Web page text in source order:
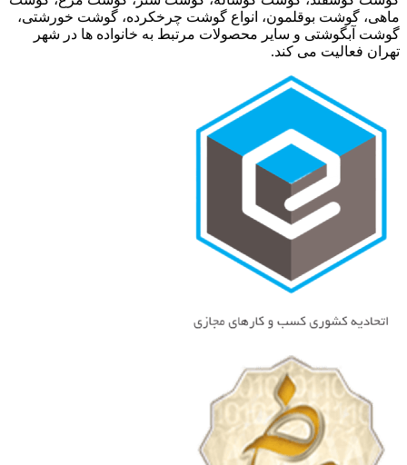
ماهی، گوشت بوقلمون، انواع گوشت چرخکرده، گوشت خورشتی،
گوشت آبگوشتی و سایر محصولات مرتبط به خانواده ها در شهر
تهران فعالیت می کند.